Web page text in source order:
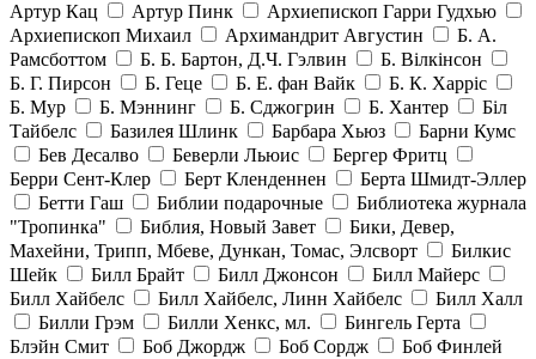
Артур Кац
Артур Пинк
Архиепископ Гарри Гудхью
Архиепископ Михаил
Архимандрит Августин
Б. А.
Рамсботтом
Б. Б. Бартон, Д.Ч. Гэлвин
Б. Вілкінсон
Б. Г. Пирсон
Б. Геце Б. Е. фан Вайк
Б. К. Харріс
Б. Мур
Б. Мэннинг Б. Сджогрин Б. Хантер
Біл
Тайбелс
Базилея Шлинк Барбара Хьюз
Барни Кумс
Бев Десалво
Беверли Льюис
Бергер Фритц
Берри Сент-Клер
Берт Кленденнен
Берта Шмидт-Эллер
Бетти Гаш
Библии подарочные
Библиотека журнала
"Тропинка"
Библия, Новый Завет
Бики, Девер,
Махейни, Трипп, Мбеве, Дункан, Томас, Элсворт
Билкис
Шейк
Билл Брайт Билл Джонсон
Билл Майерс
Билл Хайбелс
Билл Хайбелс, Линн Хайбелс
Билл Халл
Билли Грэм
Билли Хенкс, мл.
Бингель Герта
Блэйн Смит
Боб Джордж Боб Сордж
Боб Финлей